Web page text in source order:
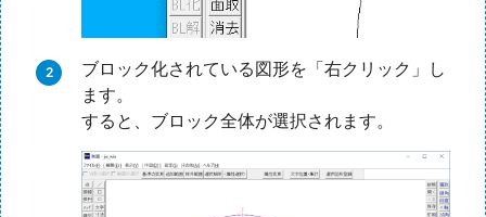
ブロック化されている図形を「右クリック」し
ます。
すると、ブロック全体が選択されます。